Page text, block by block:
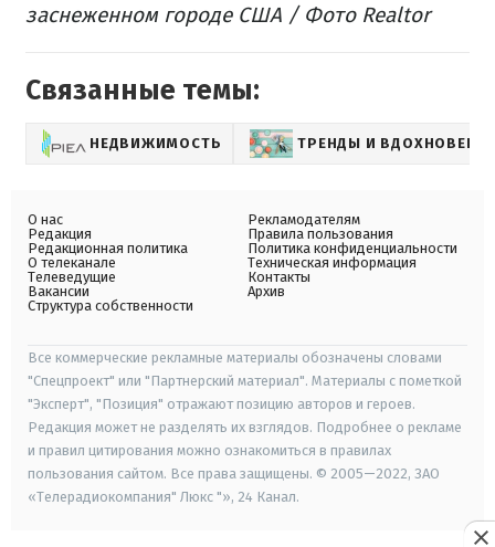
заснеженном городе США / Фото Realtor
Связанные темы:
НЕДВИЖИМОСТЬ ТРЕНДЫ И ВДОХНОВЕНИЕ
О нас
Редакция
Редакционная политика
О телеканале
Телеведущие
Вакансии
Структура собственности
Рекламодателям
Правила пользования
Политика конфиденциальности
Техническая информация
Контакты
Архив
Все коммерческие рекламные материалы обозначены словами
"Спецпроект" или "Партнерский материал". Материалы с пометкой
"Эксперт", "Позиция" отражают позицию авторов и героев.
Редакция может не разделять их взглядов. Подробнее о рекламе
и правил цитирования можно ознакомиться в правилах
пользования сайтом. Все права защищены. © 2005—2022, ЗАО
«Телерадиокомпания" Люкс "», 24 Канал.